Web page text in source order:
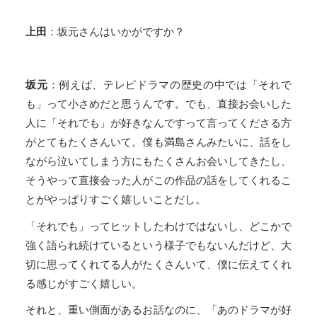
上田 ：坂元さんはいかがですか？
坂元 ：例えば、テレビドラマの歴史の中では「それで
も」って小さめだと思うんです。でも、直接お会いした
人に「それでも」が好きなんですって言ってくださる方
がとてもたくさんいて。僕も満島さんみたいに、話をし
ながら泣いてしまう方にもたくさんお会いしてきたし、
そうやって直接会った人がこの作品の話をしてくれるこ
とがやっぱりすごく嬉しいことだし。
「それでも」ってヒットしたわけではないし、どこかで
強く語られ続けているという様子でもないんだけど、大
切に思ってくれてる人がたくさんいて、僕に伝えてくれ
る感じがすごく嬉しい。
それと、重い側面があるお話なのに、「あのドラマが好